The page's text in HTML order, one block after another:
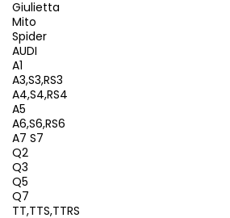
Giulietta
Mito
Spider
AUDI
A1
A3,S3,RS3
A4,S4,RS4
A5
A6,S6,RS6
A7 S7
Q2
Q3
Q5
Q7
TT,TTS,TTRS